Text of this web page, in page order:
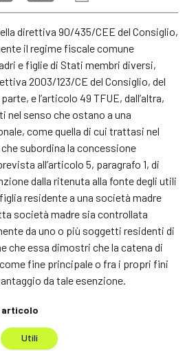
direttiva 90/435/CEE del Consiglio,
il regime fiscale comune
e figlie di Stati membri diversi,
2003/123/CE del Consiglio, del
e l’articolo 49 TFUE, dall’altra,
nel senso che ostano a una
come quella di cui trattasi nel
subordina la concessione
all’articolo 5, paragrafo 1, di
dalla ritenuta alla fonte degli utili
residente a una società madre
società madre sia controllata
da uno o più soggetti residenti di
che essa dimostri che la catena di
fine principale o fra i propri fini
da tale esenzione.
articolo
Utili